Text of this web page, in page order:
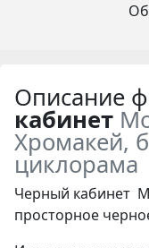
Описание
кабинет
Хромакей,
циклорама
Черный кабинет
просторное